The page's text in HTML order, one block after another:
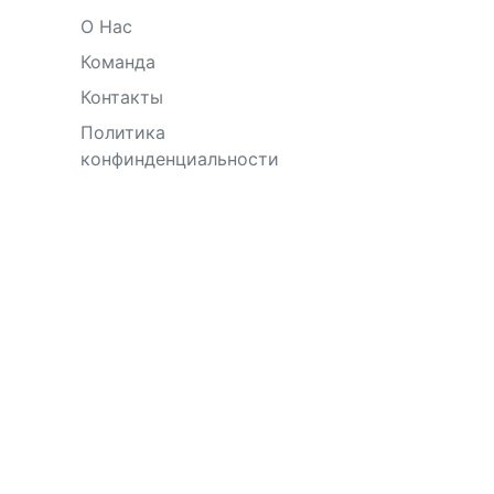
О Нас
Команда
Контакты
Политика
конфинденциальности